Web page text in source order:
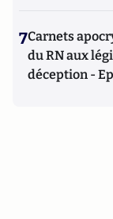
7Carnets
du RN aux
déception -